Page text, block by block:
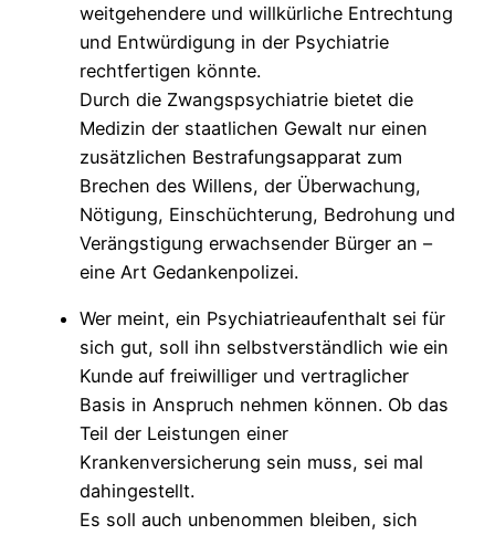
weitgehendere und willkürliche Entrechtung
und Entwürdigung in der Psychiatrie
rechtfertigen könnte.
Durch die Zwangspsychiatrie bietet die
Medizin der staatlichen Gewalt nur einen
zusätzlichen Bestrafungsapparat zum
Brechen des Willens, der Überwachung,
Nötigung, Einschüchterung, Bedrohung und
Verängstigung erwachsender Bürger an –
eine Art Gedankenpolizei.
Wer meint, ein Psychiatrieaufenthalt sei für
sich gut, soll ihn selbstverständlich wie ein
Kunde auf freiwilliger und vertraglicher
Basis in Anspruch nehmen können. Ob das
Teil der Leistungen einer
Krankenversicherung sein muss, sei mal
dahingestellt.
Es soll auch unbenommen bleiben, sich